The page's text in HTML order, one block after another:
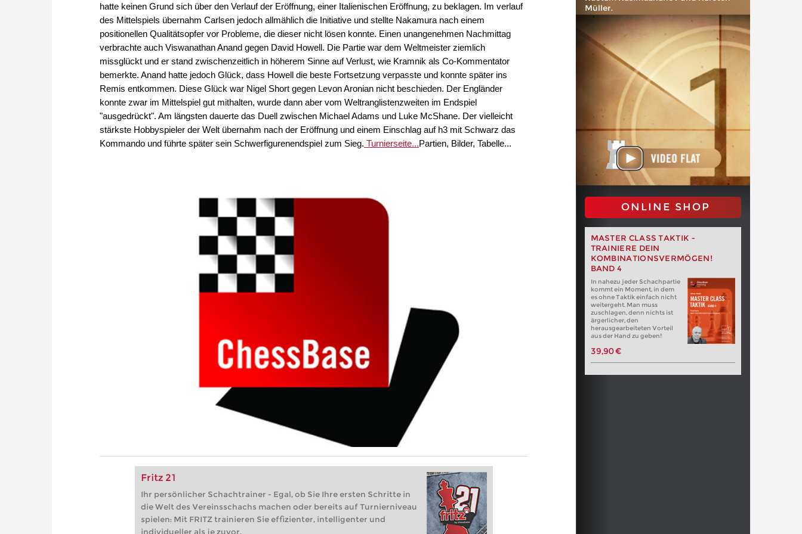
hatte keinen Grund sich über den Verlauf der Eröffnung, einer Italienischen Eröffnung, zu beklagen. Im verlauf
des Mittelspiels übernahm Carlsen jedoch allmählich die Initiative und stellte Nakamura nach einem
positionellen Qualitätsopfer vor Probleme, die dieser nicht lösen konnte. Einen unangenehmen Nachmittag
verbrachte auch Viswanathan Anand gegen David Howell. Die Partie war dem Weltmeister ziemlich
missglückt und er stand zwischenzeitlich in höherem Sinne auf Verlust, wie Kramnik als Co-Kommentator
bemerkte. Anand hatte jedoch Glück, dass Howell die beste Fortsetzung verpasste und konnte später ins
Remis entkommen. Diese Glück war Nigel Short gegen Levon Aronian nicht beschieden. Der Engländer
konnte zwar im Mittelspiel gut mithalten, wurde dann aber vom Weltranglistenzweiten im Endspiel
"ausgedrückt". Am längsten dauerte das Duell zwischen Michael Adams und Luke McShane. Der vielleicht
stärkste Hobbyspieler der Welt übernahm nach der Eröffnung und einem Einschlag auf h3 mit Schwarz das
Kommando und führte später sein Schwerfigurenendspiel zum Sieg. Turnierseite...Partien, Bilder, Tabelle...
Fritz 21
Ihr persönlicher Schachtrainer - Egal, ob Sie Ihre ersten Schritte in
die Welt des Vereinsschachs machen oder bereits auf Turnierniveau
spielen: Mit FRITZ trainieren Sie effizienter, intelligenter und
Müller.
ONLINE SHOP
MASTER CLASS TAKTIK -
TRAINIERE DEIN
KOMBINATIONSVERMÖGEN!
BAND 4
In nahezu jeder Schachpartie
kommt ein Moment, in dem
es ohne Taktik einfach nicht
weitergeht. Man muss
zuschlagen, denn nichts ist
ärgerlicher, den
herausgearbeiteten Vorteil
aus der Hand zu geben!
39,90 €